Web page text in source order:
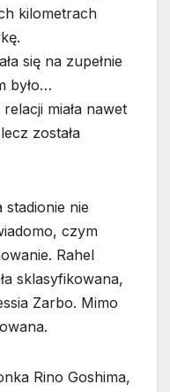
kilometrach
się na zupełnie
było…
miała nawet
została
nie
czym
Rahel
sklasyfikowana,
Zarbo. Mimo
Rino Goshima,